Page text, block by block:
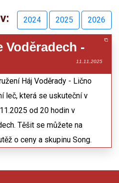
2024 2025 2026
Voděradech -
11.11.2025
Háj Voděrady - Lično
leč, která se uskuteční v
od 20 hodin v
Těšit se můžete na
o ceny a skupinu Song.